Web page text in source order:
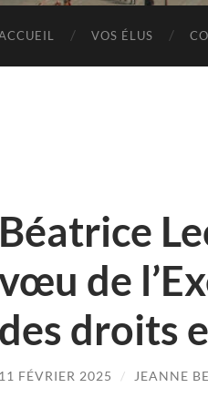
VOS ÉLUS
Béatrice
de
des droits
11 FÉVRIER 2025 / JEANNE